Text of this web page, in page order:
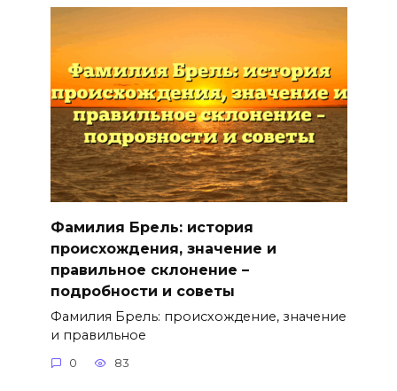
Фамилия Брель: история
происхождения, значение и
правильное склонение –
подробности и советы
Фамилия Брель: происхождение, значение
и правильное
0 83